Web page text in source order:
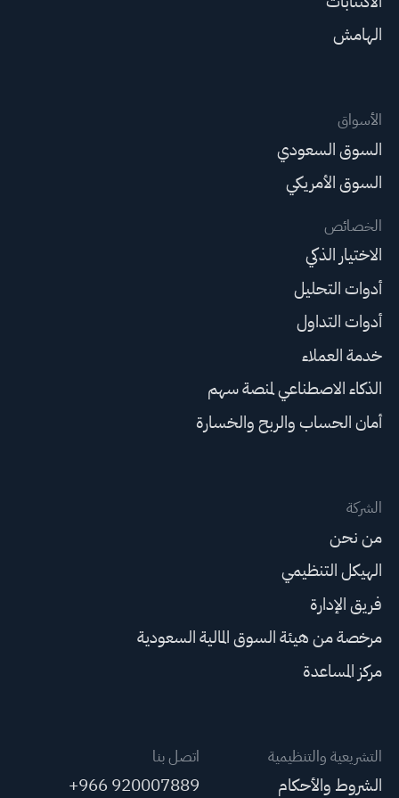
الهامش
الأسواق
السوق السعودي
السوق الأمريكي
الخصائص
الاختيار الذكي
أدوات التحليل
أدوات التداول
خدمة العملاء
الذكاء الاصطناعي لمنصة سهم
أمان الحساب والربح والخسارة
الشركة
من نحن
الهيكل التنظيمي
فريق الإدارة
مرخصة من هيئة السوق المالية السعودية
مركز المساعدة
التشريعية والتنظيمية
الشروط والأحكام
اتصل بنا
+966 920007889